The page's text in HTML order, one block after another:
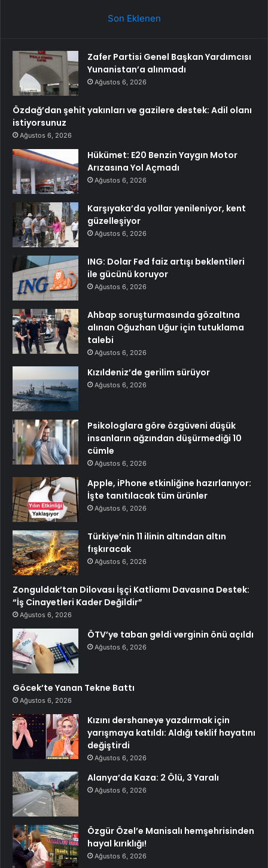
Son Eklenen
Zafer Partisi Genel Başkan Yardımcısı
Yunanistan’a alınmadı
Ağustos 6, 2026
Özdağ’dan şehit yakınları ve gazilere destek: Adil olanı
istiyorsunuz
Ağustos 6, 2026
Hükümet: E20 Benzin Yaygın Motor
Arızasına Yol Açmadı
Ağustos 6, 2026
Karşıyaka’da yollar yenileniyor, kent
güzelleşiyor
Ağustos 6, 2026
ING: Dolar Fed faiz artışı beklentileri
ile gücünü koruyor
Ağustos 6, 2026
Ahbap soruşturmasında gözaltına
alınan Oğuzhan Uğur için tutuklama
talebi
Ağustos 6, 2026
Kızıldeniz’de gerilim sürüyor
Ağustos 6, 2026
Psikologlara göre özgüveni düşük
insanların ağzından düşürmediği 10
cümle
Ağustos 6, 2026
Apple, iPhone etkinliğine hazırlanıyor:
İşte tanıtılacak tüm ürünler
Ağustos 6, 2026
Türkiye’nin 11 ilinin altından altın
fışkıracak
Ağustos 6, 2026
Zonguldak’tan Dilovası İşçi Katliamı Davasına Destek:
“İş Cinayetleri Kader Değildir”
Ağustos 6, 2026
ÖTV’ye taban geldi verginin önü açıldı
Ağustos 6, 2026
Göcek’te Yanan Tekne Battı
Ağustos 6, 2026
Kızını dershaneye yazdırmak için
yarışmaya katıldı: Aldığı teklif hayatını
değiştirdi
Ağustos 6, 2026
Alanya’da Kaza: 2 Ölü, 3 Yaralı
Ağustos 6, 2026
Özgür Özel’e Manisalı hemşehrisinden
hayal kırıklığı!
Ağustos 6, 2026